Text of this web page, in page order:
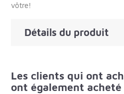
vôtre!
Détails du produit
Les clients qui ont
ont également acheté